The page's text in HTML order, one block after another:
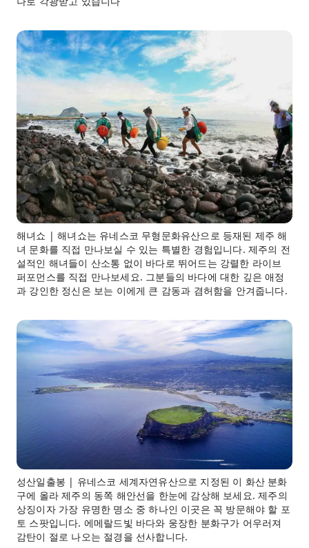
해녀쇼 | 해녀쇼는 유네스코 무형문화유산으로 등재된 제주 해
녀 문화를 직접 만나보실 수 있는 특별한 경험입니다. 제주의 전
설적인 해녀들이 산소통 없이 바다로 뛰어드는 강렬한 라이브
퍼포먼스를 직접 만나보세요. 그분들의 바다에 대한 깊은 애정
과 강인한 정신은 보는 이에게 큰 감동과 겸허함을 안겨줍니다.
성산일출봉 | 유네스코 세계자연유산으로 지정된 이 화산 분화
구에 올라 제주의 동쪽 해안선을 한눈에 감상해 보세요. 제주의
상징이자 가장 유명한 명소 중 하나인 이곳은 꼭 방문해야 할 포
토 스팟입니다. 에메랄드빛 바다와 웅장한 분화구가 어우러져
감탄이 절로 나오는 절경을 선사합니다.